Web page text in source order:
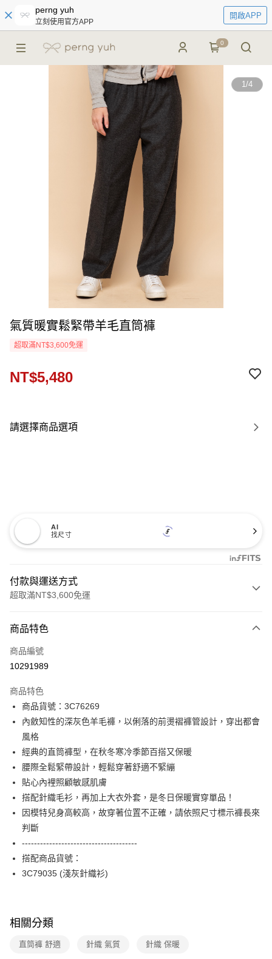
perng yuh
立刻使用官方APP
開啟APP
0
1/4
氣質暖實鬆緊帶羊毛直筒褲
超取滿NT$3,600免運
NT$5,480
請選擇商品選項
AI
找尺寸
付款與運送方式
超取滿NT$3,600免運
信用卡一次付款
信用卡分期付款
合作金庫商業銀行
華南商業銀行
上海商業儲蓄銀行
台北富邦商業銀行
國泰世華商業銀行
臺灣中小企業銀行
台中商業銀行
匯豐（台灣）商業銀行
華泰商業銀行
聯邦商業銀行
遠東國際商業銀行
元大商業銀行
玉山商業銀行
星展（台灣）商業銀行
台新國際商業銀行
中國信託商業銀行
台灣樂天信用卡公司
LINE Pay
Apple Pay
街口支付
AFTEE先享後付
相關說明
【關於「AFTEE先享後付」】
AFTEE先享後付是「在收到商品之後才付款」的支付方式。 讓您購物簡單
便利好安心！
１．簡單：不需註冊會員、不需綁卡、不需儲值。
２．便利：只要手機號碼，簡訊認證，即可結帳。
【「AFTEE先享後付」結帳流程】
３．收到繳費通知簡訊後14天內，點擊此簡訊中的連結，可透過四大超商／
ATM／網路銀行／等多元方式進行付款，方視為交易完成。
※ 請注意：結帳手續完成當下不需立刻繳費，但若您需要取消訂單，請聯絡
購買商品的店家。未經商家同意取消之訂單仍視為有效，需透過AFTEE先享
付款後全家FamilyMart取貨
每筆NT$90，滿NT$3,600(含以上)免運費
每筆NT$90，滿NT$3,600(含以上)免運費
商品特色
商品編號
10291989
商品特色
商品貨號：3C76269
內斂知性的深灰色羊毛褲，以俐落的前燙褶褲管設計，穿出都會
風格
經典的直筒褲型，在秋冬寒冷季節百搭又保暖
腰際全鬆緊帶設計，輕鬆穿著舒適不緊繃
貼心內裡照顧敏感肌膚
搭配針織毛衫，再加上大衣外套，是冬日保暖實穿單品！
因模特兒身高較高，故穿著位置不正確，請依照尺寸標示褲長來
判斷
--------------------------------------
搭配商品貨號：
3C79035 (淺灰針織衫)
相關分類
直筒褲 舒適 針織 氣質 針織 保暖